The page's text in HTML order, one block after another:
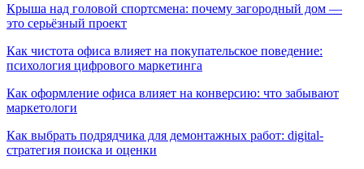
Крыша над головой спортсмена: почему загородный дом —
это серьёзный проект
Как чистота офиса влияет на покупательское поведение:
психология цифрового маркетинга
Как оформление офиса влияет на конверсию: что забывают
маркетологи
Как выбрать подрядчика для демонтажных работ: digital-
стратегия поиска и оценки